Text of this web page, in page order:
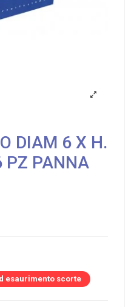
DIAM 6 X H.
PZ PANNA
esaurimento scorte